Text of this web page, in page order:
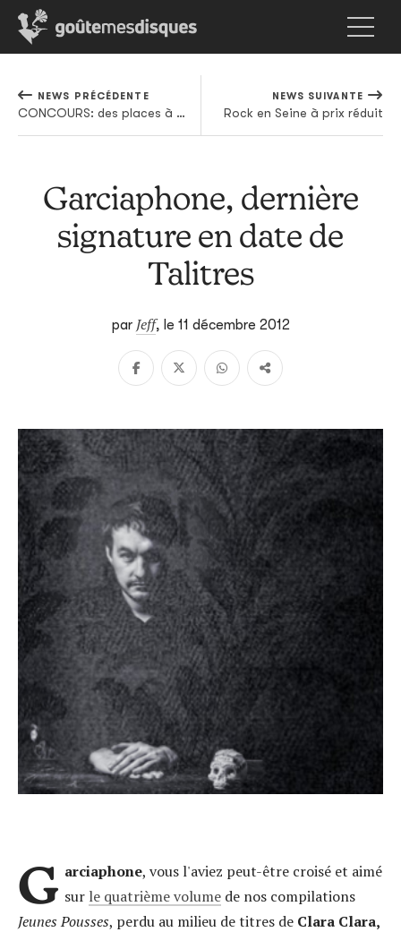
NEWS PRÉCÉDENTE
CONCOURS: des places à gagner pour The Bewitched Hands à Bruxelles
NEWS SUIVANTE
Rock en Seine à prix réduit
Garciaphone, dernière
signature en date de
Talitres
par Jeff, le 11 décembre 2012
G arciaphone, vous l'aviez peut-être croisé et aimé
sur le quatrième volumede nos compilations
Jeunes Pousses, perdu au milieu de titres de Clara Clara,